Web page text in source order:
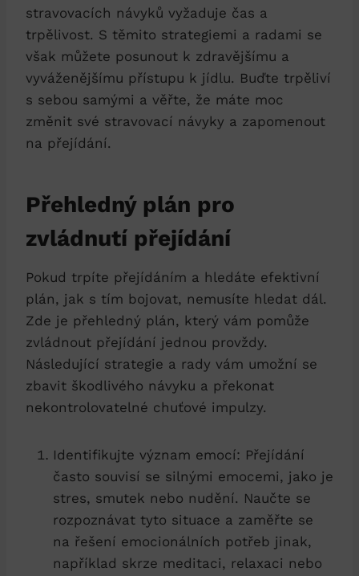
stravovacích návyků vyžaduje čas a
trpělivost. S těmito strategiemi a radami se
však ‌můžete posunout k‍ zdravějšímu a
vyváženějšímu přístupu k jídlu.‌ Buďte trpěliví
s sebou samými a věřte, ‍že ‌máte moc
změnit své stravovací návyky a zapomenout
na přejídání.
Přehledný plán pro
zvládnutí přejídání
Pokud trpíte přejídáním a ‌hledáte efektivní
plán, jak s tím bojovat, nemusíte hledat⁣ dál.‍
Zde je přehledný plán, který vám pomůže
zvládnout přejídání​ jednou provždy.
Následující strategie a rady ⁣vám​ umožní se
zbavit škodlivého návyku a překonat
nekontrolovatelné chuťové impulzy.
Identifikujte význam emocí: Přejídání⁤
často souvisí se silnými emocemi, jako je
stres, smutek nebo nudění. Naučte se
rozpoznávat tyto situace a‍ zaměřte se
na řešení emocionálních potřeb jinak,
například skrze meditaci, relaxaci nebo⁣